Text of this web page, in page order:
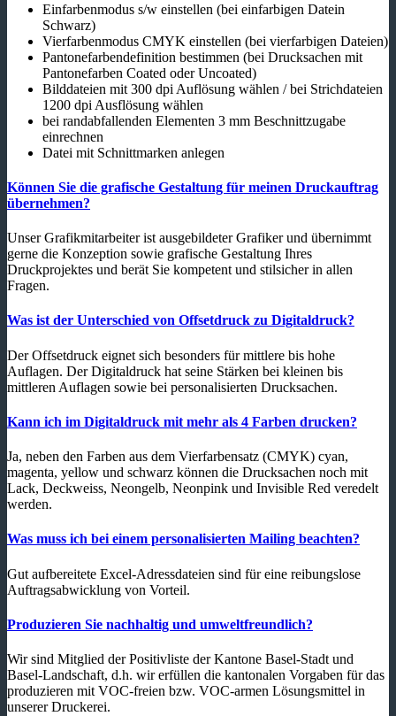
Einfarbenmodus s/w einstellen (bei einfarbigen Datein
Schwarz)
Vierfarbenmodus CMYK einstellen (bei vierfarbigen Dateien)
Pantonefarbendefinition bestimmen (bei Drucksachen mit
Pantonefarben Coated oder Uncoated)
Bilddateien mit 300 dpi Auflösung wählen / bei Strichdateien
1200 dpi Ausflösung wählen
bei randabfallenden Elementen 3 mm Beschnittzugabe
einrechnen
Datei mit Schnittmarken anlegen
Können Sie die grafische Gestaltung für meinen Druckauftrag
übernehmen?
Unser Grafikmitarbeiter ist ausgebildeter Grafiker und übernimmt
gerne die Konzeption sowie grafische Gestaltung Ihres
Druckprojektes und berät Sie kompetent und stilsicher in allen
Fragen.
Was ist der Unterschied von Offsetdruck zu Digitaldruck?
Der Offsetdruck eignet sich besonders für mittlere bis hohe
Auflagen. Der Digitaldruck hat seine Stärken bei kleinen bis
mittleren Auflagen sowie bei personalisierten Drucksachen.
Kann ich im Digitaldruck mit mehr als 4 Farben drucken?
Ja, neben den Farben aus dem Vierfarbensatz (CMYK) cyan,
magenta, yellow und schwarz können die Drucksachen noch mit
Lack, Deckweiss, Neongelb, Neonpink und Invisible Red veredelt
werden.
Was muss ich bei einem personalisierten Mailing beachten?
Gut aufbereitete Excel-Adressdateien sind für eine reibungslose
Auftragsabwicklung von Vorteil.
Produzieren Sie nachhaltig und umweltfreundlich?
Wir sind Mitglied der Positivliste der Kantone Basel-Stadt und
Basel-Landschaft, d.h. wir erfüllen die kantonalen Vorgaben für das
produzieren mit VOC-freien bzw. VOC-armen Lösungsmittel in
unserer Druckerei.